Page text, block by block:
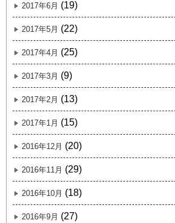
2017年6月 (19)
2017年5月 (22)
2017年4月 (25)
2017年3月 (9)
2017年2月 (13)
2017年1月 (15)
2016年12月 (20)
2016年11月 (29)
2016年10月 (18)
2016年9月 (27)